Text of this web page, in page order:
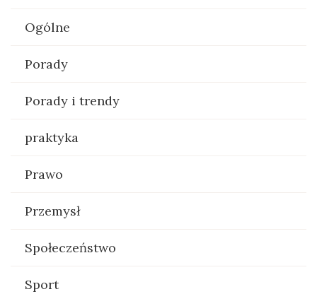
Ogólne
Porady
Porady i trendy
praktyka
Prawo
Przemysł
Społeczeństwo
Sport